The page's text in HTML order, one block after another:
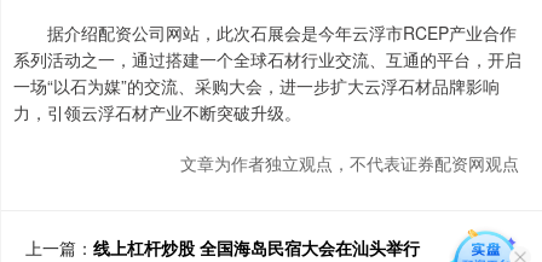
据介绍配资公司网站，此次石展会是今年云浮市RCEP产业合作
系列活动之一，通过搭建一个全球石材行业交流、互通的平台，开启
一场“以石为媒”的交流、采购大会，进一步扩大云浮石材品牌影响
力，引领云浮石材产业不断突破升级。
文章为作者独立观点，不代表证券配资网观点
上一篇： 线上杠杆炒股 全国海岛民宿大会在汕头举行